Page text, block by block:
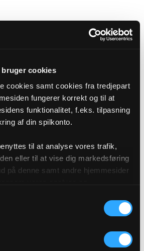
bruger cookies
cookies samt cookies fra tredjepart
fungerer korrekt og til at
funktionalitet, f.eks. tilpasning
af din spilkonto.
til at analyse vores trafik,
eller til at vise dig markedsføring
på denne samt andre hjemmesider
eller ved at klikke videre til
som du finder i bunden af vores